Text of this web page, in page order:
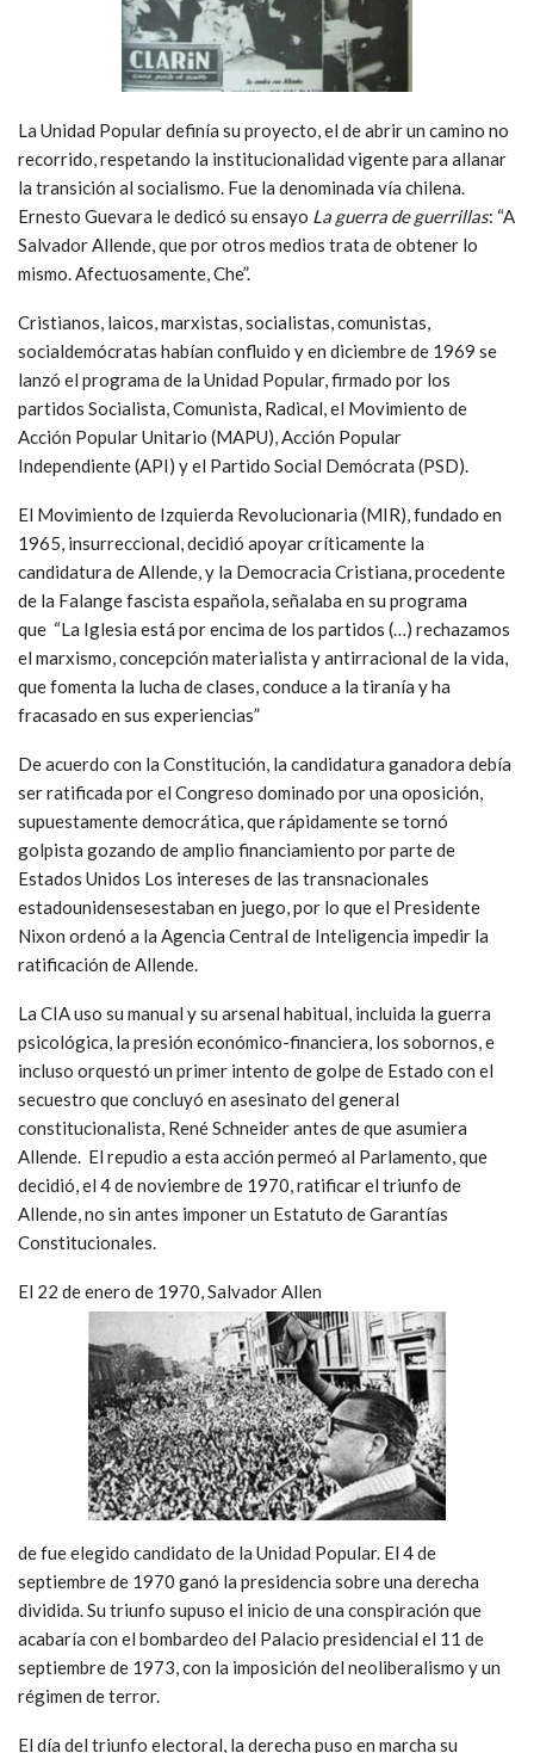
La Unidad Popular definía su proyecto, el de abrir un camino no
recorrido, respetando la institucionalidad vigente para allanar
la transición al socialismo. Fue la denominada vía chilena.
Ernesto Guevara le dedicó su ensayo La guerra de guerrillas: “A
Salvador Allende, que por otros medios trata de obtener lo
mismo. Afectuosamente, Che”.
Cristianos, laicos, marxistas, socialistas, comunistas,
socialdemócratas habían confluido y en diciembre de 1969 se
lanzó el programa de la Unidad Popular, firmado por los
partidos Socialista, Comunista, Radical, el Movimiento de
Acción Popular Unitario (MAPU), Acción Popular
Independiente (API) y el Partido Social Demócrata (PSD).
El Movimiento de Izquierda Revolucionaria (MIR), fundado en
1965, insurreccional, decidió apoyar críticamente la
candidatura de Allende, y la Democracia Cristiana, procedente
de la Falange fascista española, señalaba en su programa
que “La Iglesia está por encima de los partidos (…) rechazamos
el marxismo, concepción materialista y antirracional de la vida,
que fomenta la lucha de clases, conduce a la tiranía y ha
fracasado en sus experiencias”
De acuerdo con la Constitución, la candidatura ganadora debía
ser ratificada por el Congreso dominado por una oposición,
supuestamente democrática, que rápidamente se tornó
golpista gozando de amplio financiamiento por parte de
Estados Unidos Los intereses de las transnacionales
estadounidensesestaban en juego, por lo que el Presidente
Nixon ordenó a la Agencia Central de Inteligencia impedir la
ratificación de Allende.
La CIA uso su manual y su arsenal habitual, incluida la guerra
psicológica, la presión económico-financiera, los sobornos, e
incluso orquestó un primer intento de golpe de Estado con el
secuestro que concluyó en asesinato del general
constitucionalista, René Schneider antes de que asumiera
Allende. El repudio a esta acción permeó al Parlamento, que
decidió, el 4 de noviembre de 1970, ratificar el triunfo de
Allende, no sin antes imponer un Estatuto de Garantías
Constitucionales.
El 22 de enero de 1970, Salvador Allen
de fue elegido candidato de la Unidad Popular. El 4 de
septiembre de 1970 ganó la presidencia sobre una derecha
dividida. Su triunfo supuso el inicio de una conspiración que
acabaría con el bombardeo del Palacio presidencial el 11 de
septiembre de 1973, con la imposición del neoliberalismo y un
régimen de terror.
El día del triunfo electoral, la derecha puso en marcha su